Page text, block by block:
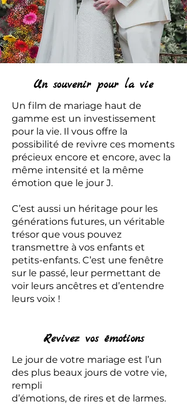
Un souvenir pour la vie
Un film de mariage haut de
gamme est un investissement
pour la vie. Il vous offre la
possibilité de revivre ces moments
précieux encore et encore, avec la
même intensité et la même
émotion que le jour J.
C’est aussi un héritage pour les
générations futures, un véritable
trésor que vous pouvez
transmettre à vos enfants et
petits-enfants. C’est une fenêtre
sur le passé, leur permettant de
voir leurs ancêtres et d’entendre
leurs voix !
Revivez vos émotions
Le jour de votre mariage est l’un
des plus beaux jours de votre vie,
rempli
d’émotions, de rires et de larmes.